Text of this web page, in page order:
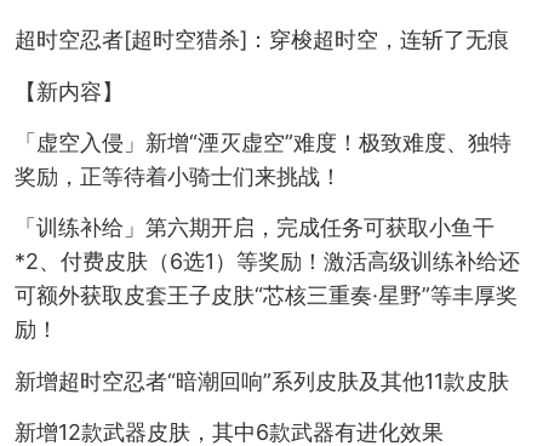
超时空忍者[超时空猎杀]：穿梭超时空，连斩了无痕
【新内容】
「虚空入侵」新增“湮灭虚空”难度！极致难度、独特
奖励，正等待着小骑士们来挑战！
「训练补给」第六期开启，完成任务可获取小鱼干
*2、付费皮肤（6选1）等奖励！激活高级训练补给还
可额外获取皮套王子皮肤“芯核三重奏·星野”等丰厚奖
励！
新增超时空忍者“暗潮回响”系列皮肤及其他11款皮肤
新增12款武器皮肤，其中6款武器有进化效果